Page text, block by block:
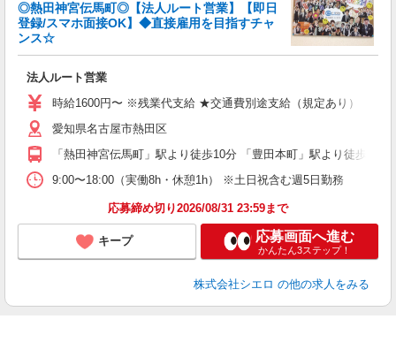
◎熱田神宮伝馬町◎【法人ルート営業】【即日
登録/スマホ面接OK】◆直接雇用を目指すチャ
ンス☆
法人ルート営業
時給1600円〜 ※残業代支給 ★交通費別途支給（規定あり） ゜+
愛知県名古屋市熱田区
「熱田神宮伝馬町」駅より徒歩10分 「豊田本町」駅より徒歩11分
9:00〜18:00（実働8h・休憩1h） ※土日祝含む週5日勤務
応募締め切り2026/08/31 23:59まで
キープ 応募画面へ進む
かんたん3ステップ！
株式会社シエロ の他の求人をみる